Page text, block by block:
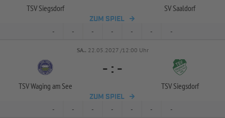
TSV Siegsdorf SV Saaldorf
ZUM SPIEL
- - - - - - -
SA.. 22.05.2027 /12:00 Uhr
TSV Waging am See
- : -
TSV Siegsdorf
ZUM SPIEL
- - - - - - -